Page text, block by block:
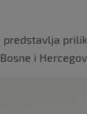
predstavlja
i